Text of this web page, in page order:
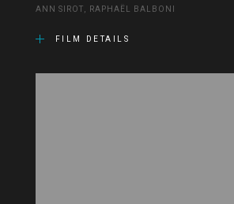
ANN SIROT, RAPHAËL BALBONI
FILM DETAILS